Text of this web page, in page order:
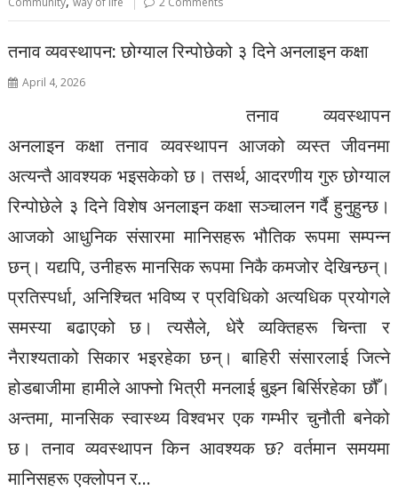
तनाव व्यवस्थापन: छोग्याल रिन्पोछेको ३ दिने अनलाइन कक्षा
April 4, 2026
तनाव व्यवस्थापन
अनलाइन कक्षा तनाव व्यवस्थापन आजको व्यस्त जीवनमा
अत्यन्तै आवश्यक भइसकेको छ। तसर्थ, आदरणीय गुरु छोग्याल
रिन्पोछेले ३ दिने विशेष अनलाइन कक्षा सञ्चालन गर्दै हुनुहुन्छ।
आजको आधुनिक संसारमा मानिसहरू भौतिक रूपमा सम्पन्न
छन्। यद्यपि, उनीहरू मानसिक रूपमा निकै कमजोर देखिन्छन्।
प्रतिस्पर्धा, अनिश्चित भविष्य र प्रविधिको अत्यधिक प्रयोगले
समस्या बढाएको छ। त्यसैले, धेरै व्यक्तिहरू चिन्ता र
नैराश्यताको सिकार भइरहेका छन्। बाहिरी संसारलाई जित्ने
होडबाजीमा हामीले आफ्नो भित्री मनलाई बुझ्न बिर्सिरहेका छौँ।
अन्तमा, मानसिक स्वास्थ्य विश्वभर एक गम्भीर चुनौती बनेको
छ। तनाव व्यवस्थापन किन आवश्यक छ? वर्तमान समयमा
मानिसहरू एक्लोपन र…